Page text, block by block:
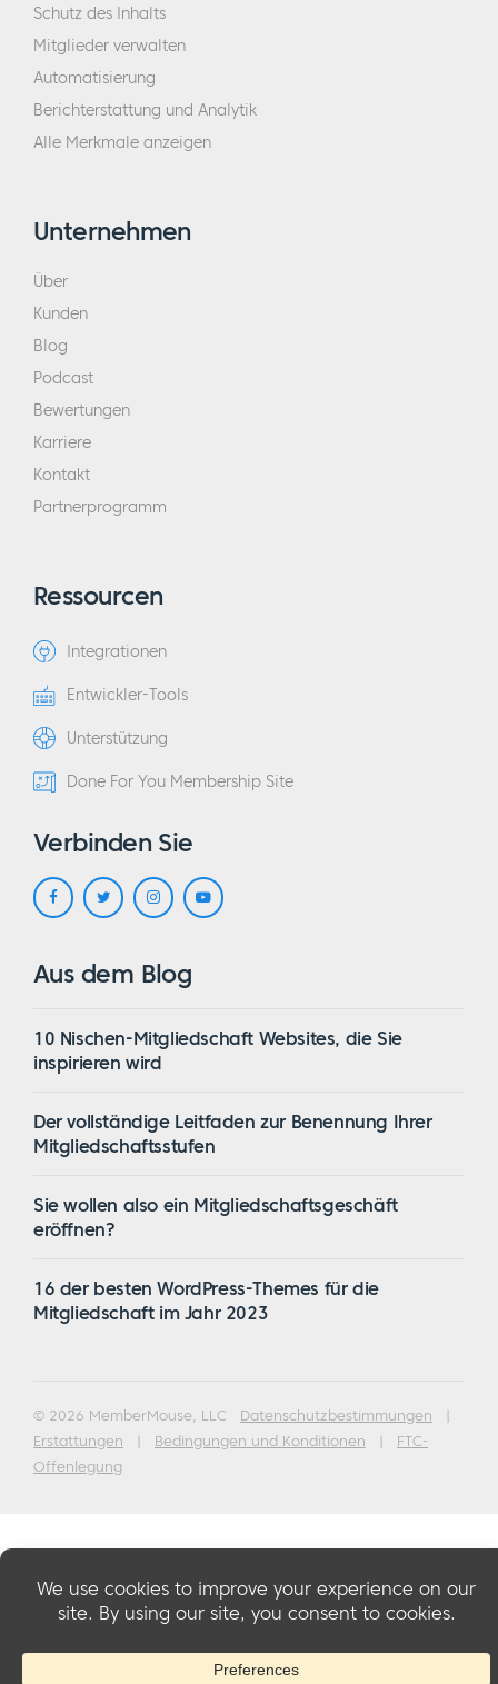
Schutz des Inhalts
Mitglieder verwalten
Automatisierung
Berichterstattung und Analytik
Alle Merkmale anzeigen
Unternehmen
Über
Kunden
Blog
Podcast
Bewertungen
Karriere
Kontakt
Partnerprogramm
Ressourcen
Integrationen
Entwickler-Tools
Unterstützung
Done For You Membership Site
Verbinden Sie
Aus dem Blog
10 Nischen-Mitgliedschaft Websites, die Sie
inspirieren wird
Der vollständige Leitfaden zur Benennung Ihrer
Mitgliedschaftsstufen
Sie wollen also ein Mitgliedschaftsgeschäft
eröffnen?
16 der besten WordPress-Themes für die
Mitgliedschaft im Jahr 2023
© 2026 MemberMouse, LLC Datenschutzbestimmungen |
Erstattungen | Bedingungen und Konditionen | FTC-
Offenlegung